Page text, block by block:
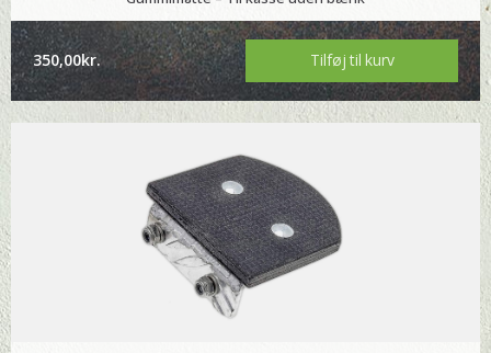
product
page350,00kr. Tilføj til kurv